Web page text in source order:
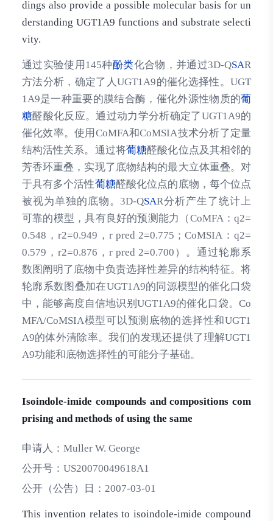
dings also provide a possible molecular basis for un
derstanding UGT1A9 functions and substrate selecti
vity.
通过实验使用145种酚类化合物，并通过3D-QSAR
方法分析，确定了人UGT1A9的催化选择性。UGT
1A9是一种重要的膜结合酶，催化外源性物质的葡
糖醛酸化反应。通过动力学分析确定了UGT1A9的
催化效率。使用CoMFA和CoMSIA技术分析了定量
结构活性关系。通过将葡糖醛酸化位点及其相邻的
芳香环重叠，实现了底物结构的最大立体重叠。对
于具有多个活性葡糖醛酸化位点的底物，每个位点
被视为单独的底物。3D-QSAR分析产生了统计上
可靠的模型，具有良好的预测能力（CoMFA：q2=
0.548，r2=0.949，r pred 2=0.775；CoMSIA：q2=
0.579，r2=0.876，r pred 2=0.700）。通过轮廓系
数图阐明了底物中负责选择性差异的结构特征。将
轮廓系数图叠加在UGT1A9的同源模型的催化口袋
中，能够高度自信地识别UGT1A9的催化口袋。Co
MFA/CoMSIA模型可以预测底物的选择性和UGT1
A9的体外清除率。我们的发现还提供了理解UGT1
A9功能和底物选择性的可能分子基础。
Isoindole-imide compounds and compositions com
prising and methods of using the same
申请人： Muller W. George
公开号： US20070049618A1
公开（公告）日： 2007-03-01
This invention relates to isoindole-imide compound